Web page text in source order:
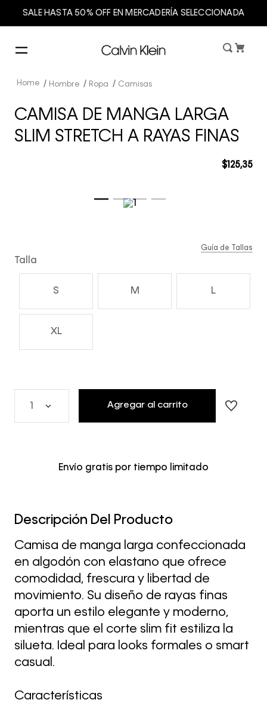
SALE HASTA 50% OFF EN MERCADERÍA SELECCIONADA
Hombre Ropa Camisas
CAMISA DE MANGA LARGA
SLIM STRETCH A RAYAS FINAS
$125,35
Talla
S M L
XL
Guía de Tallas
Agregar al carrito
Envío gratis por tiempo limitado
Descripción Del Producto
Camisa de manga larga confeccionada
en algodón con elastano que ofrece
comodidad, frescura y libertad de
movimiento. Su diseño de rayas finas
aporta un estilo elegante y moderno,
mientras que el corte slim fit estiliza la
silueta. Ideal para looks formales o smart
casual.
Características